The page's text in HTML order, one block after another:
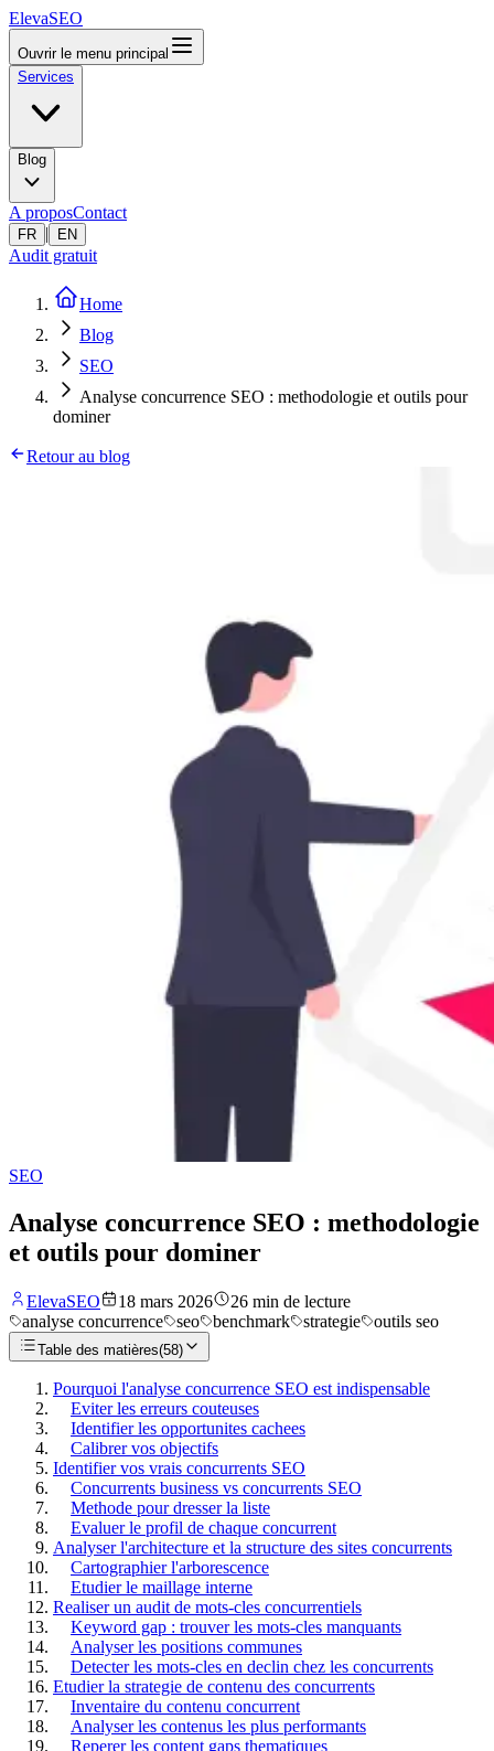
ElevaSEO
Ouvrir le menu principal
Services
Blog
A proposContact
FR | EN
Audit gratuit
Home
Blog
SEO
Analyse concurrence SEO : methodologie et outils pour
dominer
Retour au blog
SEO
Analyse concurrence SEO : methodologie
et outils pour dominer
ElevaSEO 18 mars 2026 26 min de lecture
analyse concurrence
seo benchmark strategie outils seo
Table des matières(58)
Pourquoi l'analyse concurrence SEO est indispensable
Eviter les erreurs couteuses
Identifier les opportunites cachees
Calibrer vos objectifs
Identifier vos vrais concurrents SEO
Concurrents business vs concurrents SEO
Methode pour dresser la liste
Evaluer le profil de chaque concurrent
Analyser l'architecture et la structure des sites concurrents
Cartographier l'arborescence
Etudier le maillage interne
Realiser un audit de mots-cles concurrentiels
Keyword gap : trouver les mots-cles manquants
Analyser les positions communes
Detecter les mots-cles en declin chez les concurrents
Etudier la strategie de contenu des concurrents
Inventaire du contenu concurrent
Analyser les contenus les plus performants
Reperer les content gaps thematiques